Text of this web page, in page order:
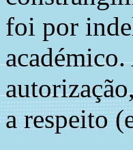
foi por
a respeito